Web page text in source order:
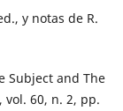
y notas de R.
Subject and The
vol. 60, n. 2, pp.